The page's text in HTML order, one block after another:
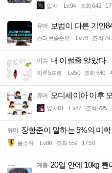
입사 Lv.94 조회 642
유머 보법이 다른 기안
스티브승준유 Lv.76 조회
이슈 내 이럴줄 알았다
하루5프로 Lv.50 조회 640
유머 오디세이아 이후
옆사마 Lv.87 조회 725
유머 장항준이 말하는 5%의 미학
풀소유 Lv.86 조회 559 17:50
계층 20일 안에 10kg 뺀